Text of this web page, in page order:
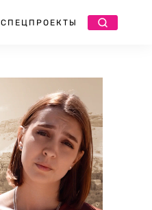
СПЕЦПРОЕКТЫ